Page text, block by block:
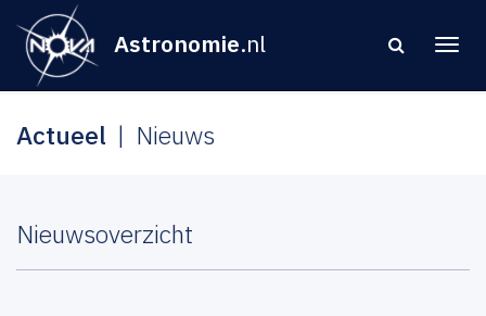
Astronomie.nl
Actueel Nieuws
Nieuwsoverzicht